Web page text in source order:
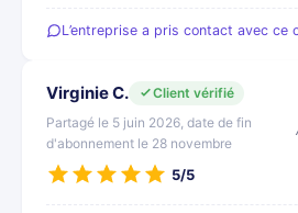
L’entreprise a pris contact avec ce
Virginie C.
Client vérifié
Partagé le 5 juin 2026, date de fin
d'abonnement le 28 novembre
5/5